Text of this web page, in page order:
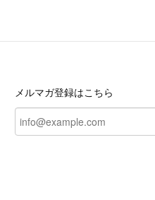
メルマガ登録はこちら